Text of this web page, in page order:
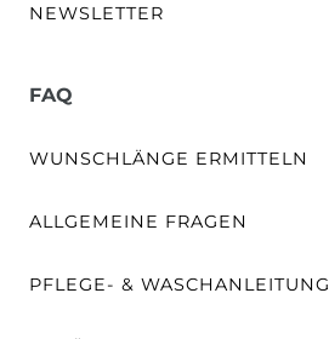
NEWSLETTER
FAQ
WUNSCHLÄNGE ERMITTELN
ALLGEMEINE FRAGEN
PFLEGE- & WASCHANLEITUNG